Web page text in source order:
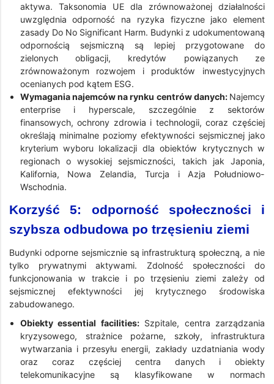
aktywa. Taksonomia UE dla zrównoważonej działalności
uwzględnia odporność na ryzyka fizyczne jako element
zasady Do No Significant Harm. Budynki z udokumentowaną
odpornością sejsmiczną są lepiej przygotowane do
zielonych obligacji, kredytów powiązanych ze
zrównoważonym rozwojem i produktów inwestycyjnych
ocenianych pod kątem ESG.
Wymagania najemców na rynku centrów danych: Najemcy
enterprise i hyperscale, szczególnie z sektorów
finansowych, ochrony zdrowia i technologii, coraz częściej
określają minimalne poziomy efektywności sejsmicznej jako
kryterium wyboru lokalizacji dla obiektów krytycznych w
regionach o wysokiej sejsmiczności, takich jak Japonia,
Kalifornia, Nowa Zelandia, Turcja i Azja Południowo-
Wschodnia.
Korzyść 5: odporność społeczności i
szybsza odbudowa po trzęsieniu ziemi
Budynki odporne sejsmicznie są infrastrukturą społeczną, a nie
tylko prywatnymi aktywami. Zdolność społeczności do
funkcjonowania w trakcie i po trzęsieniu ziemi zależy od
sejsmicznej efektywności jej krytycznego środowiska
zabudowanego.
Obiekty essential facilities:Szpitale, centra zarządzania
kryzysowego, strażnice pożarne, szkoły, infrastruktura
wytwarzania i przesyłu energii, zakłady uzdatniania wody
oraz coraz częściej centra danych i obiekty
telekomunikacyjne są klasyfikowane w normach